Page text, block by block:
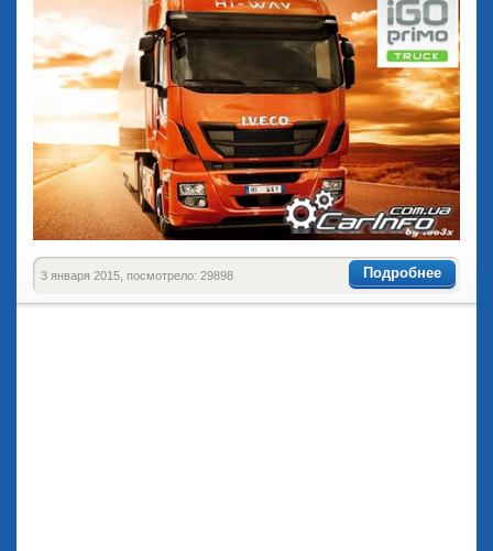
Подробнее
3 января 2015, посмотрело: 29898